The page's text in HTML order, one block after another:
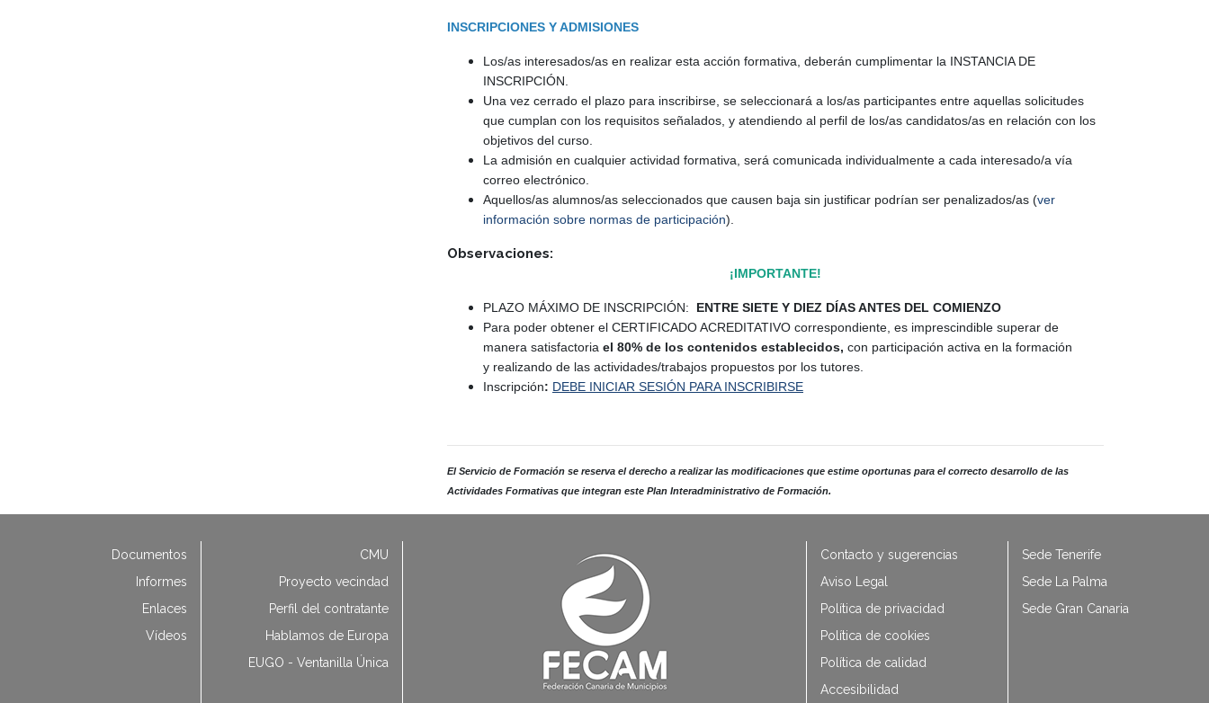
INSCRIPCIONES Y ADMISIONES
Los/as interesados/as en realizar esta acción formativa, deberán cumplimentar la INSTANCIA DE
INSCRIPCIÓN.
Una vez cerrado el plazo para inscribirse, se seleccionará a los/as participantes entre aquellas solicitudes
que cumplan con los requisitos señalados, y atendiendo al perfil de los/as candidatos/as en relación con los
objetivos del curso.
La admisión en cualquier actividad formativa, será comunicada individualmente a cada interesado/a vía
correo electrónico.
Aquellos/as alumnos/as seleccionados que causen baja sin justificar podrían ser penalizados/as (ver
información sobre normas de participación).
Observaciones:
¡IMPORTANTE!
PLAZO MÁXIMO DE INSCRIPCIÓN:
ENTRE SIETE Y DIEZ DÍAS ANTES DEL COMIENZO
Para poder obtener el CERTIFICADO ACREDITATIVO correspondiente, es imprescindible superar de
manera satisfactoria el 80% de los contenidos establecidos, con participación activa en la formación
y realizando de las actividades/trabajos propuestos por los tutores.
Inscripción: DEBE INICIAR SESIÓN PARA INSCRIBIRSE
El Servicio de Formación se reserva el derecho a realizar las modificaciones que estime oportunas para el correcto desarrollo de las
Actividades Formativas que integran este Plan Interadministrativo de Formación.
Documentos
Informes
Enlaces
Vídeos
CMU
Proyecto vecindad
Perfil del contratante
Hablamos de Europa
EUGO - Ventanilla Única
Contacto y sugerencias
Aviso Legal
Política de privacidad
Política de cookies
Política de calidad
Accesibilidad
Sede Tenerife
Sede La Palma
Sede Gran Canaria